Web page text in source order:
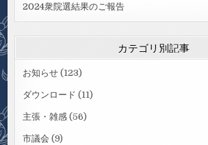
2024衆院選結果のご報告
カテゴリ別記事
お知らせ (123)
ダウンロード (11)
主張・雑感 (56)
市議会 (9)